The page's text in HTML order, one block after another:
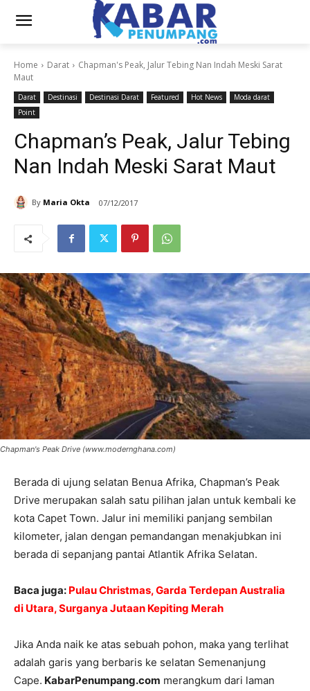
Home Darat
Chapman's Peak, Jalur Tebing Nan Indah Meski Sarat
Maut
Darat Destinasi Destinasi Darat Featured Hot News
Moda darat
Point
Chapman’s Peak, Jalur Tebing
Nan Indah Meski Sarat Maut
By Maria Okta 07/12/2017
Chapman's Peak Drive (www.modernghana.com)
Berada di ujung selatan Benua Afrika, Chapman’s Peak
Drive merupakan salah satu pilihan jalan untuk kembali ke
kota Capet Town. Jalur ini memiliki panjang sembilan
kilometer, jalan dengan pemandangan menakjubkan ini
berada di sepanjang pantai Atlantik Afrika Selatan.
Baca juga: Pulau Christmas, Garda Terdepan Australia
di Utara, Surganya Jutaan Kepiting Merah
Jika Anda naik ke atas sebuah pohon, maka yang terlihat
adalah garis yang berbaris ke selatan Semenanjung
Cape. KabarPenumpang.com merangkum dari laman